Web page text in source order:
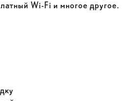
Wi-Fi и многое другое.